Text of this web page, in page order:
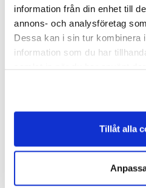
information från din enhet till
annons- och analysföretag
Dessa kan i sin tur kombinera
information som du har
Tillåt alla
Lamb Aid 250 ml Flaska -
Lamb Aid 250 ml Flaska - för